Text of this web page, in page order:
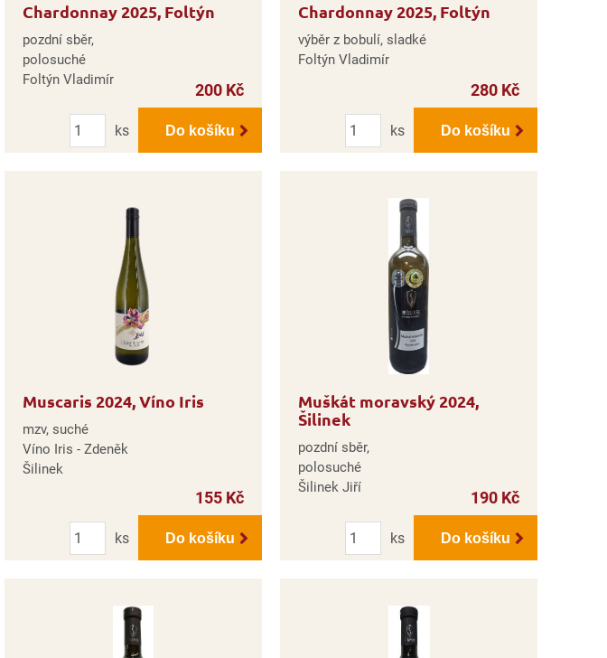
Chardonnay 2025, Foltýn
pozdní sběr,
polosuché
Foltýn Vladimír
200 Kč
Počet
ks
Do košíku
Chardonnay 2025, Foltýn
výběr z bobulí, sladké
Foltýn Vladimír
280 Kč
Počet
ks
Do košíku
Muscaris 2024, Víno Iris
mzv, suché
Víno Iris - Zdeněk
Šilinek
155 Kč
Počet
ks
Do košíku
Muškát moravský 2024,
Šilinek
pozdní sběr,
polosuché
Šilinek Jiří
190 Kč
Počet
ks
Do košíku